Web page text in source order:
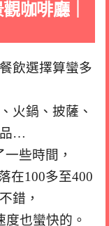
咖啡廳｜
飲選擇算蠻多
火鍋、披薩、
品…
些時間，
在100多至400
錯，
度也蠻快的。